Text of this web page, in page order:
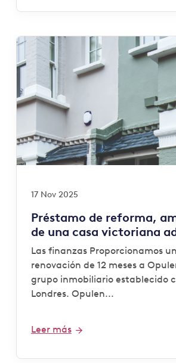
17 Nov 2025
Préstamo de reforma,
de una casa victoriana
Las finanzas Proporcionamos
renovación de 12 meses a
grupo inmobiliario establecido
Londres. Opulen...
Leer más